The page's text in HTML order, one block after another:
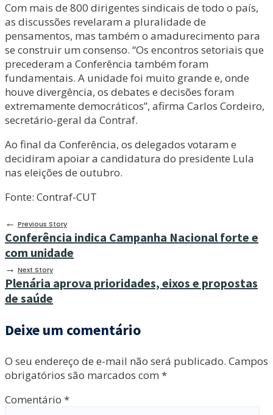
Com mais de 800 dirigentes sindicais de todo o país,
as discussões revelaram a pluralidade de
pensamentos, mas também o amadurecimento para
se construir um consenso. “Os encontros setoriais que
precederam a Conferência também foram
fundamentais. A unidade foi muito grande e, onde
houve divergência, os debates e decisões foram
extremamente democráticos”, afirma Carlos Cordeiro,
secretário-geral da Contraf.
Ao final da Conferência, os delegados votaram e
decidiram apoiar a candidatura do presidente Lula
nas eleições de outubro.
Fonte: Contraf-CUT
← Previous Story
Conferência indica Campanha Nacional forte e
com unidade
→ Next Story
Plenária aprova prioridades, eixos e propostas
de saúde
Deixe um comentário
O seu endereço de e-mail não será publicado. Campos
obrigatórios são marcados com *
Comentário *